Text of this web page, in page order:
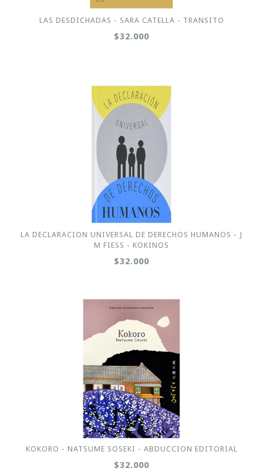
LAS DESDICHADAS - SARA CATELLA - TRANSITO
$32.000
LA DECLARACION UNIVERSAL DE DERECHOS HUMANOS - J
M FIESS - KOKINOS
$32.000
KOKORO - NATSUME SOSEKI - ABDUCCION EDITORIAL
$32.000